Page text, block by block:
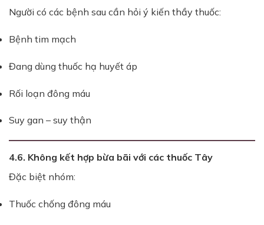
Người có các bệnh sau cần hỏi ý kiến thầy thuốc:
Bệnh tim mạch
Đang dùng thuốc hạ huyết áp
Rối loạn đông máu
Suy gan – suy thận
4.6. Không kết hợp bừa bãi với các thuốc Tây
Đặc biệt nhóm:
Thuốc chống đông máu